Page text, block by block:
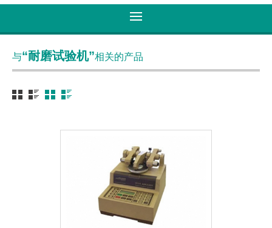
与“耐磨试验机”相关的产品